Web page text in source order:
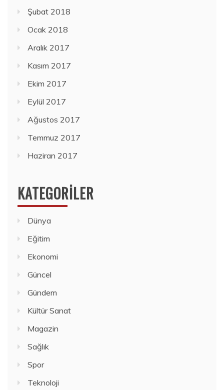
Şubat 2018
Ocak 2018
Aralık 2017
Kasım 2017
Ekim 2017
Eylül 2017
Ağustos 2017
Temmuz 2017
Haziran 2017
KATEGORILER
Dünya
Eğitim
Ekonomi
Güncel
Gündem
Kültür Sanat
Magazin
Sağlık
Spor
Teknoloji